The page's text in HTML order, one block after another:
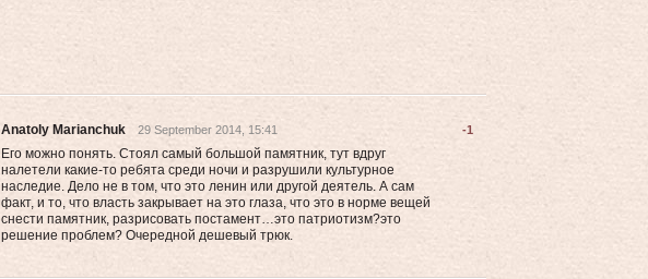
Anatoly Marianchuk 29 September 2014, 15:41
Его можно понять. Стоял самый большой памятник, тут вдруг
налетели какие-то ребята среди ночи и разрушили культурное
наследие. Дело не в том, что это ленин или другой деятель. А сам
факт, и то, что власть закрывает на это глаза, что это в норме вещей
снести памятник, разрисовать постамент…это патриотизм?это
решение проблем? Очередной дешевый трюк.
-1